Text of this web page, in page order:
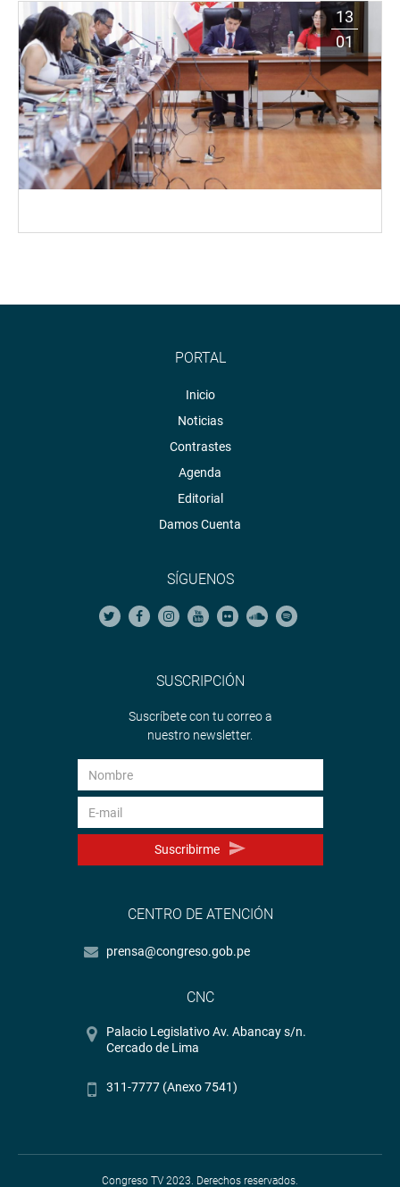
13
01
PORTAL
Inicio
Noticias
Contrastes
Agenda
Editorial
Damos Cuenta
SÍGUENOS
SUSCRIPCIÓN
Suscríbete con tu correo a
nuestro newsletter.
Suscribirme
CENTRO DE ATENCIÓN
prensa@congreso.gob.pe
CNC
Palacio Legislativo Av. Abancay s/n.
Cercado de Lima
311-7777 (Anexo 7541)
Congreso TV 2023. Derechos reservados.